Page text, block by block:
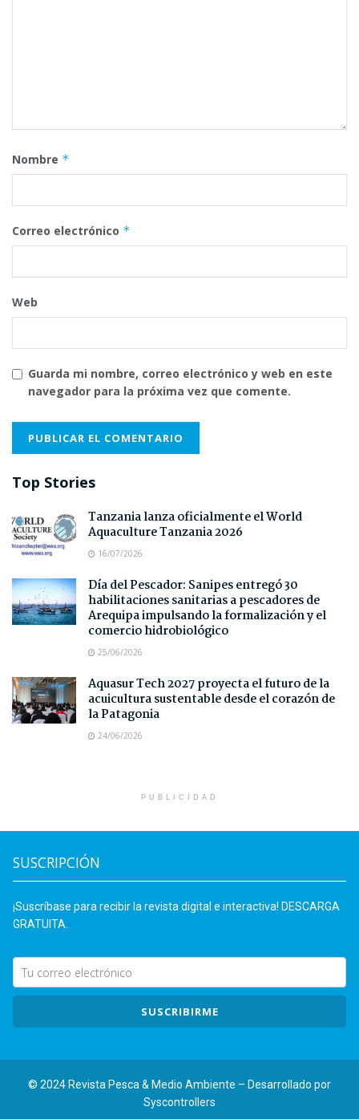
Nombre *
Correo electrónico *
Web
Guarda mi nombre, correo electrónico y web en este
navegador para la próxima vez que comente.
Top Stories
Tanzania lanza oficialmente el World
Aquaculture Tanzania 2026
16/07/2026
Día del Pescador: Sanipes entregó 30
habilitaciones sanitarias a pescadores de
Arequipa impulsando la formalización y el
comercio hidrobiológico
25/06/2026
Aquasur Tech 2027 proyecta el futuro de la
acuicultura sustentable desde el corazón de
la Patagonia
24/06/2026
PUBLICIDAD
SUSCRIPCIÓN
¡Suscríbase para recibir la revista digital e interactiva! DESCARGA
GRATUITA.
SUSCRIBIRME
© 2024 Revista Pesca & Medio Ambiente – Desarrollado por
Syscontrollers